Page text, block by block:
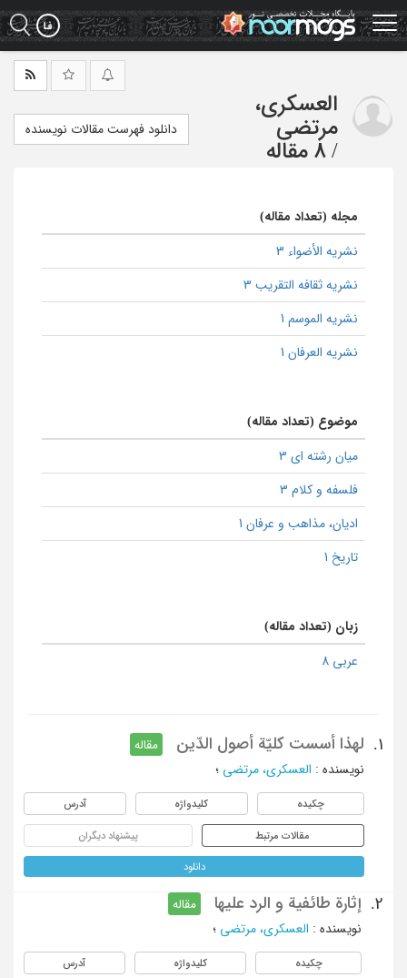
Skip
to
main
العسکري،
مرتضي
/ 8 مقاله
دانلود فهرست مقالات نویسنده
مجله (تعداد مقاله)
نشریه الأضواء 3
نشریه ثقافه التقریب 3
نشریه الموسم 1
نشریه العرفان 1
موضوع (تعداد مقاله)
میان رشته ای 3
فلسفه و کلام 3
ادیان، مذاهب و عرفان 1
تاریخ 1
زبان (تعداد مقاله)
عربی 8
1. لهذا أسست كليّة أصول الدّین
مقاله
نویسنده : العسکري، مرتضي ؛
چکیده کلیدواژه آدرس
مقالات مرتبط پیشنهاد دیگران
دانلود
2. إثارة طائفية و الرد عليها
مقاله
نویسنده : العسکري، مرتضي ؛
چکیده کلیدواژه آدرس